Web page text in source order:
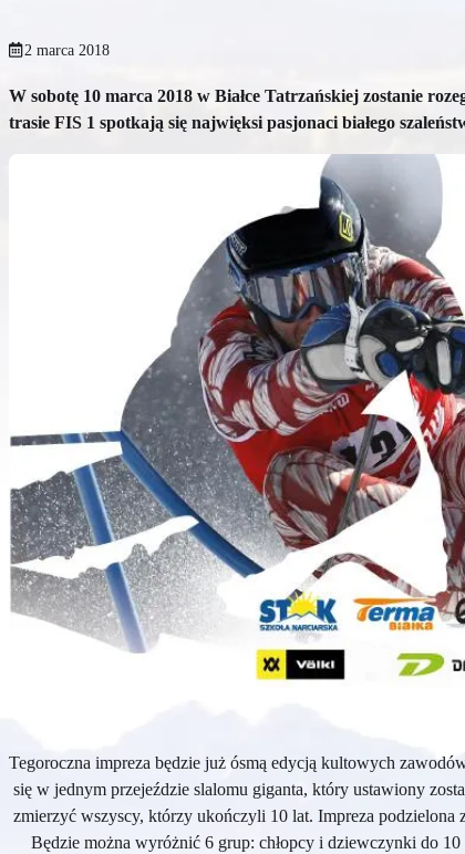
2 marca 2018
W sobotę 10 marca 2018 w Białce Tatrzańskiej zostanie
trasie FIS 1 spotkają się najwięksi pasjonaci białego
Tegoroczna impreza będzie już ósmą edycją kultowych
się w jednym przejeździe slalomu giganta, który ustawiony
zmierzyć wszyscy, którzy ukończyli 10 lat. Impreza
Będzie można wyróżnić 6 grup: chłopcy i dziewczynki do